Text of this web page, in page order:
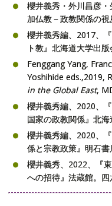
櫻井義秀・外川昌彦
加仏教－政教関係の視
櫻井義秀編、2017、
ト教』北海道大学出版
Fenggang Yang,
Yoshihide eds.,2019,
in the Global East,
櫻井義秀編、2020、
国家の政教関係』北
櫻井義秀編、2020、
係と宗教政策』明石
櫻井義秀、2022、『
への招待』法蔵館。四